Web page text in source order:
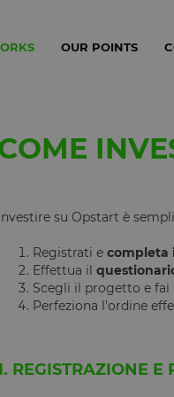
OUR POINTS
su Opstart è
Registrati e completa
Effettua il
Scegli il progetto e fai
Perfeziona l’ordine
REGISTRAZIONE E